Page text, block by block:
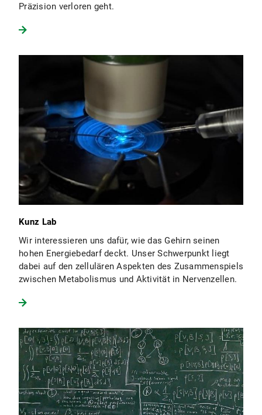
Präzision verloren geht.
Kunz Lab
Wir interessieren uns dafür, wie das Gehirn seinen
hohen Energiebedarf deckt. Unser Schwerpunkt liegt
dabei auf den zellulären Aspekten des Zusammenspiels
zwischen Metabolismus und Aktivität in Nervenzellen.